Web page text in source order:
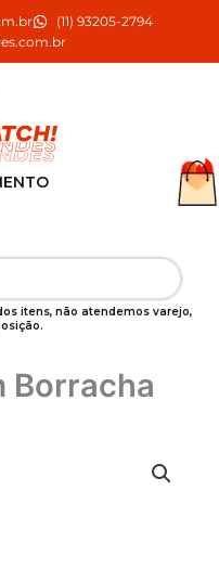
(11) 93205-2794
itens, não atendemos varejo,
Borracha